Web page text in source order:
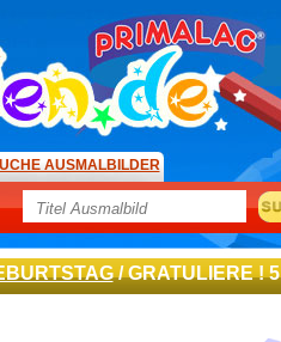
AUSMALBILDER
/ GRATULIERE ! 5